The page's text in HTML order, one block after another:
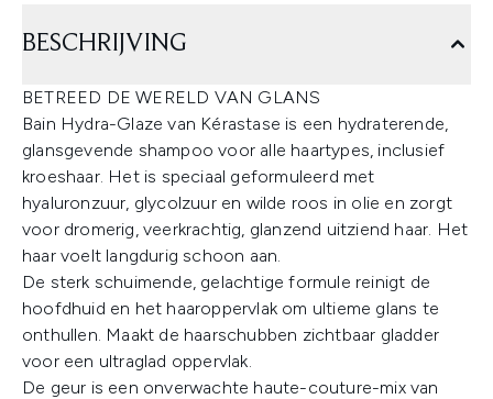
BESCHRIJVING
BETREED DE WERELD VAN GLANS
Bain Hydra-Glaze van Kérastase is een hydraterende,
glansgevende shampoo voor alle haartypes, inclusief
kroeshaar. Het is speciaal geformuleerd met
hyaluronzuur, glycolzuur en wilde roos in olie en zorgt
voor dromerig, veerkrachtig, glanzend uitziend haar. Het
haar voelt langdurig schoon aan.
De sterk schuimende, gelachtige formule reinigt de
hoofdhuid en het haaroppervlak om ultieme glans te
onthullen. Maakt de haarschubben zichtbaar gladder
voor een ultraglad oppervlak.
De geur is een onverwachte haute-couture-mix van